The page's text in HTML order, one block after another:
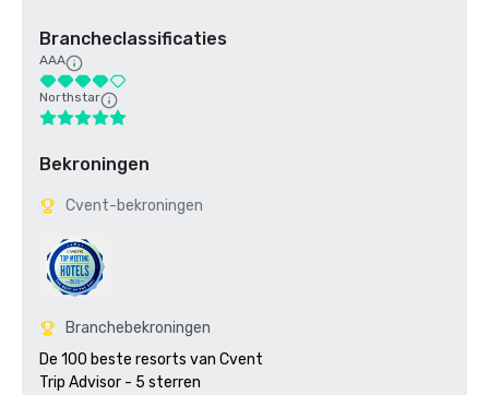
Brancheclassificaties
AAA
Northstar
Bekroningen
Cvent-bekroningen
Branchebekroningen
De 100 beste resorts van Cvent
Trip Advisor - 5 sterren